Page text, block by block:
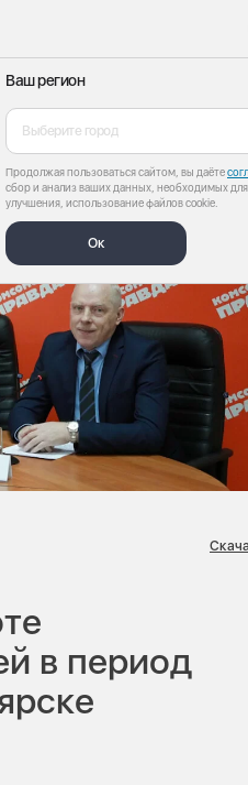
Ваш регион
Выберите город
Продолжая пользоваться сайтом, вы даёте
сбор и анализ ваших данных, необходимых для
улучшения, использование файлов cookie.
Ок
в период